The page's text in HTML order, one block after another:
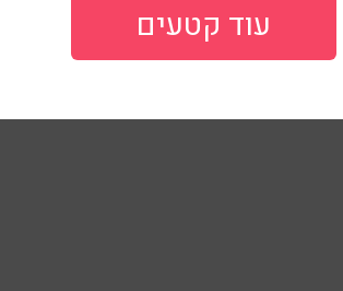
עוד קטעים